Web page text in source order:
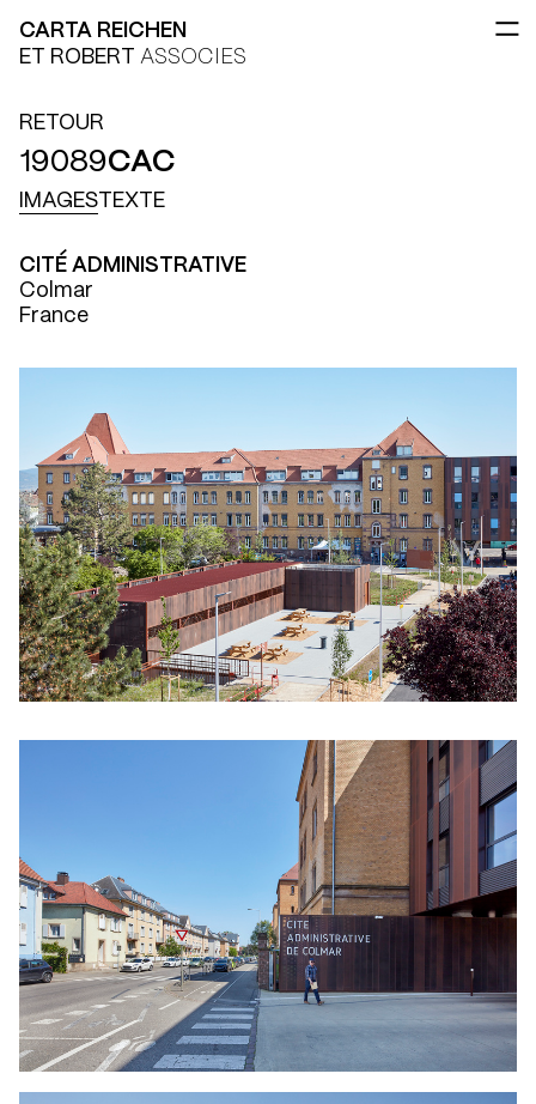
CARTA REICHEN
ET ROBERT
ASSOCIES
RETOUR
19089CAC
IMAGES TEXTE
CITÉ ADMINISTRATIVE
Colmar
France